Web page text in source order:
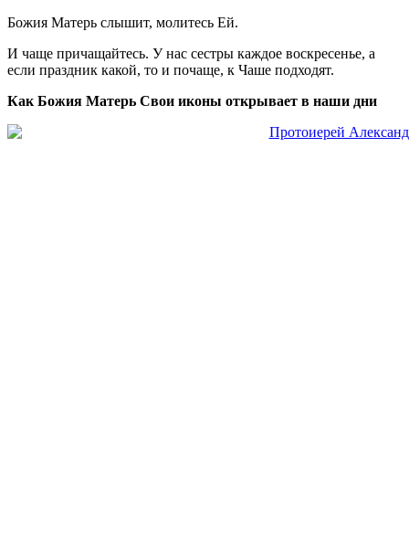
Божия Матерь слышит, молитесь Ей.
И чаще причащайтесь. У нас сестры каждое воскресенье, а
если праздник какой, то и почаще, к Чаше подходят.
Как Божия Матерь Свои иконы открывает в наши дни